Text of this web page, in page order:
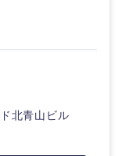
北青山ビル